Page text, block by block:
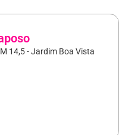
14,5 - Jardim Boa Vista